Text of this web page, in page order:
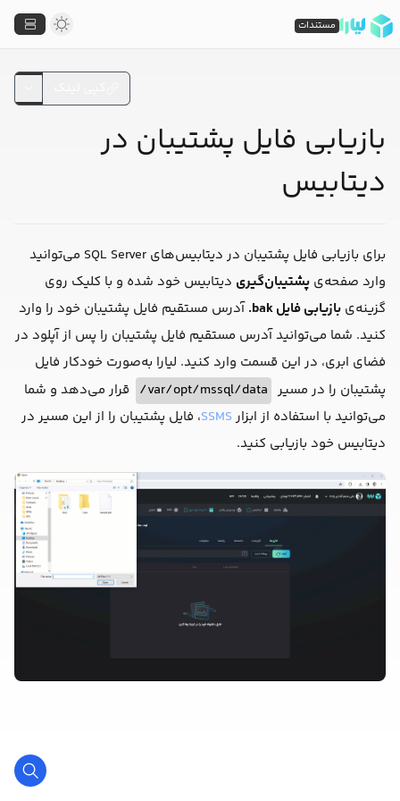
بازیابی فایل پشتیبان در
دیتابیس
برای بازیابی فایل پشتیبان در دیتابیس‌های SQL Server می‌توانید
وارد صفحه‌ی پشتیبان‌گیری دیتابیس خود شده و با کلیک روی
گزینه‌ی بازیابی فایل bak.
آدرس مستقیم فایل پشتیبان خود را وارد
کنید. شما می‌توانید آدرس مستقیم فایل پشتیبان را پس از آپلود در
فضای ابری، در این قسمت وارد کنید. لیارا به‌صورت خودکار فایل
پشتیبان را در مسیر var/opt/mssql/data/
قرار می‌دهد و شما
می‌توانید با استفاده از ابزارSSMS، فایل پشتیبان را از این مسیر در
دیتابیس خود بازیابی کنید.
مستندات